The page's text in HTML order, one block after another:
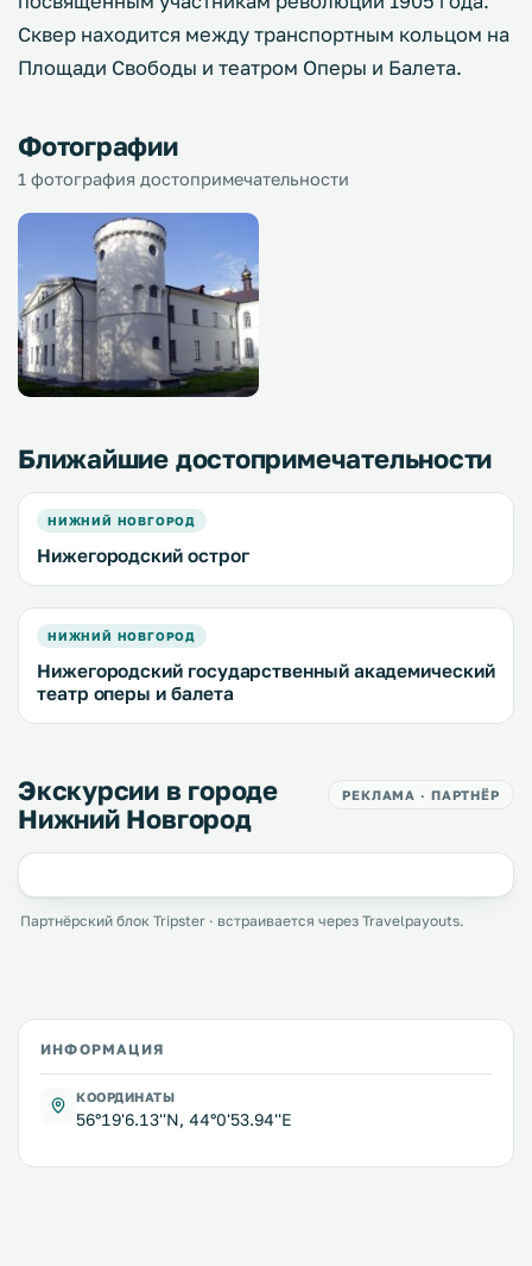
Сквер находится между транспортным кольцом на
Площади Свободы и театром Оперы и Балета.
Фотографии
1 фотография достопримечательности
Ближайшие достопримечательности
НИЖНИЙ НОВГОРОД
Нижегородский острог
НИЖНИЙ НОВГОРОД
Нижегородский государственный академический
театр оперы и балета
Экскурсии в городе
Нижний Новгород
РЕКЛАМА · ПАРТНЁР
Партнёрский блок Tripster · встраивается через Travelpayouts.
ИНФОРМАЦИЯ
КООРДИНАТЫ
56°19'6.13''N, 44°0'53.94''E